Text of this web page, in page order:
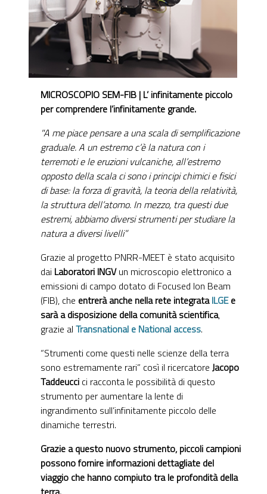
MICROSCOPIO SEM-FIB | L’ infinitamente piccolo
per comprendere l’infinitamente grande.
"A me piace pensare a una scala di semplificazione
graduale. A un estremo c’è la natura con i
terremoti e le eruzioni vulcaniche, all’estremo
opposto della scala ci sono i principi chimici e fisici
di base: la forza di gravità, la teoria della relatività,
la struttura dell’atomo. In mezzo, tra questi due
estremi, abbiamo diversi strumenti per studiare la
natura a diversi livelli”
Grazie al progetto PNRR-MEET è stato acquisito
dai Laboratori INGVun microscopio elettronico a
emissioni di campo dotato di Focused Ion Beam
(FIB), che entrerà anche nella rete integrataILGEe
sarà a disposizione della comunità scientifica,
grazie al Transnational e National access.
“Strumenti come questi nelle scienze della terra
sono estremamente rari” così il ricercatore Jacopo
Taddeucci ci racconta le possibilità di questo
strumento per aumentare la lente di
ingrandimento sull’infinitamente piccolo delle
dinamiche terrestri.
Grazie a questo nuovo strumento, piccoli campioni
possono fornire informazioni dettagliate del
viaggio che hanno compiuto tra le profondità della